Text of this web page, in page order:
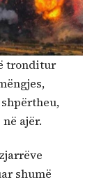
tronditur
ajër.
shumë